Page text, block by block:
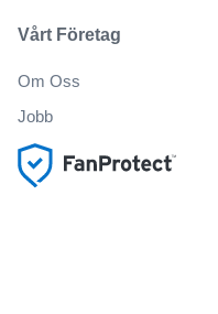
Vårt Företag
Om Oss
Jobb